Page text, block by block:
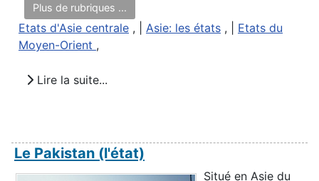
Plus de rubriques ...
Etats d'Asie centrale , | Asie: les états , | Etats du
Moyen-Orient ,
Lire la suite...
Le Pakistan (l'état)
Situé en Asie du